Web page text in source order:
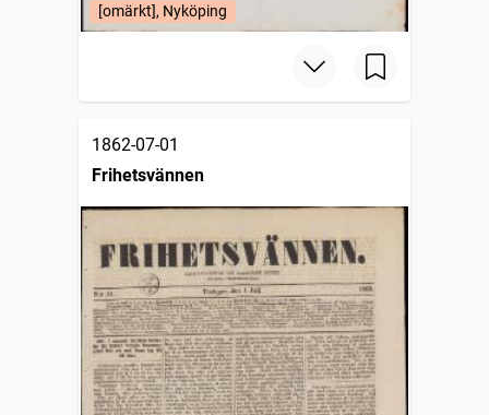
[omärkt], Nyköping
1862-07-01
Frihetsvännen